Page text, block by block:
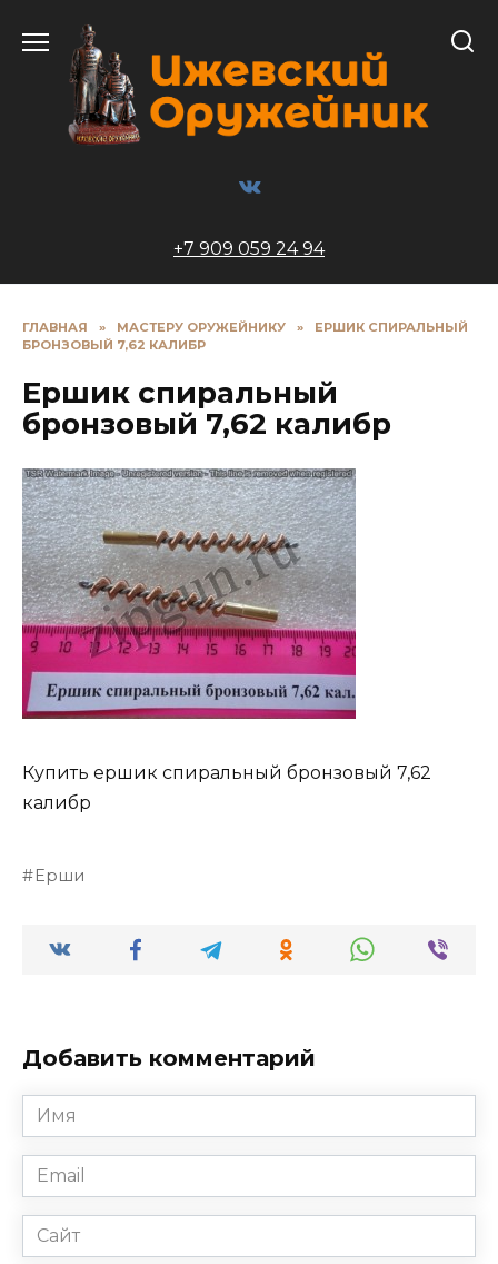
содержанию
+7 909 059 24 94
ГЛАВНАЯ » МАСТЕРУ ОРУЖЕЙНИКУ »
ЕРШИК СПИРАЛЬНЫЙ
БРОНЗОВЫЙ 7,62 КАЛИБР
Ершик спиральный
бронзовый 7,62 калибр
Купить ершик спиральный бронзовый 7,62
калибр
Ерши
Добавить комментарий
Имя
*
Email
*
Сайт